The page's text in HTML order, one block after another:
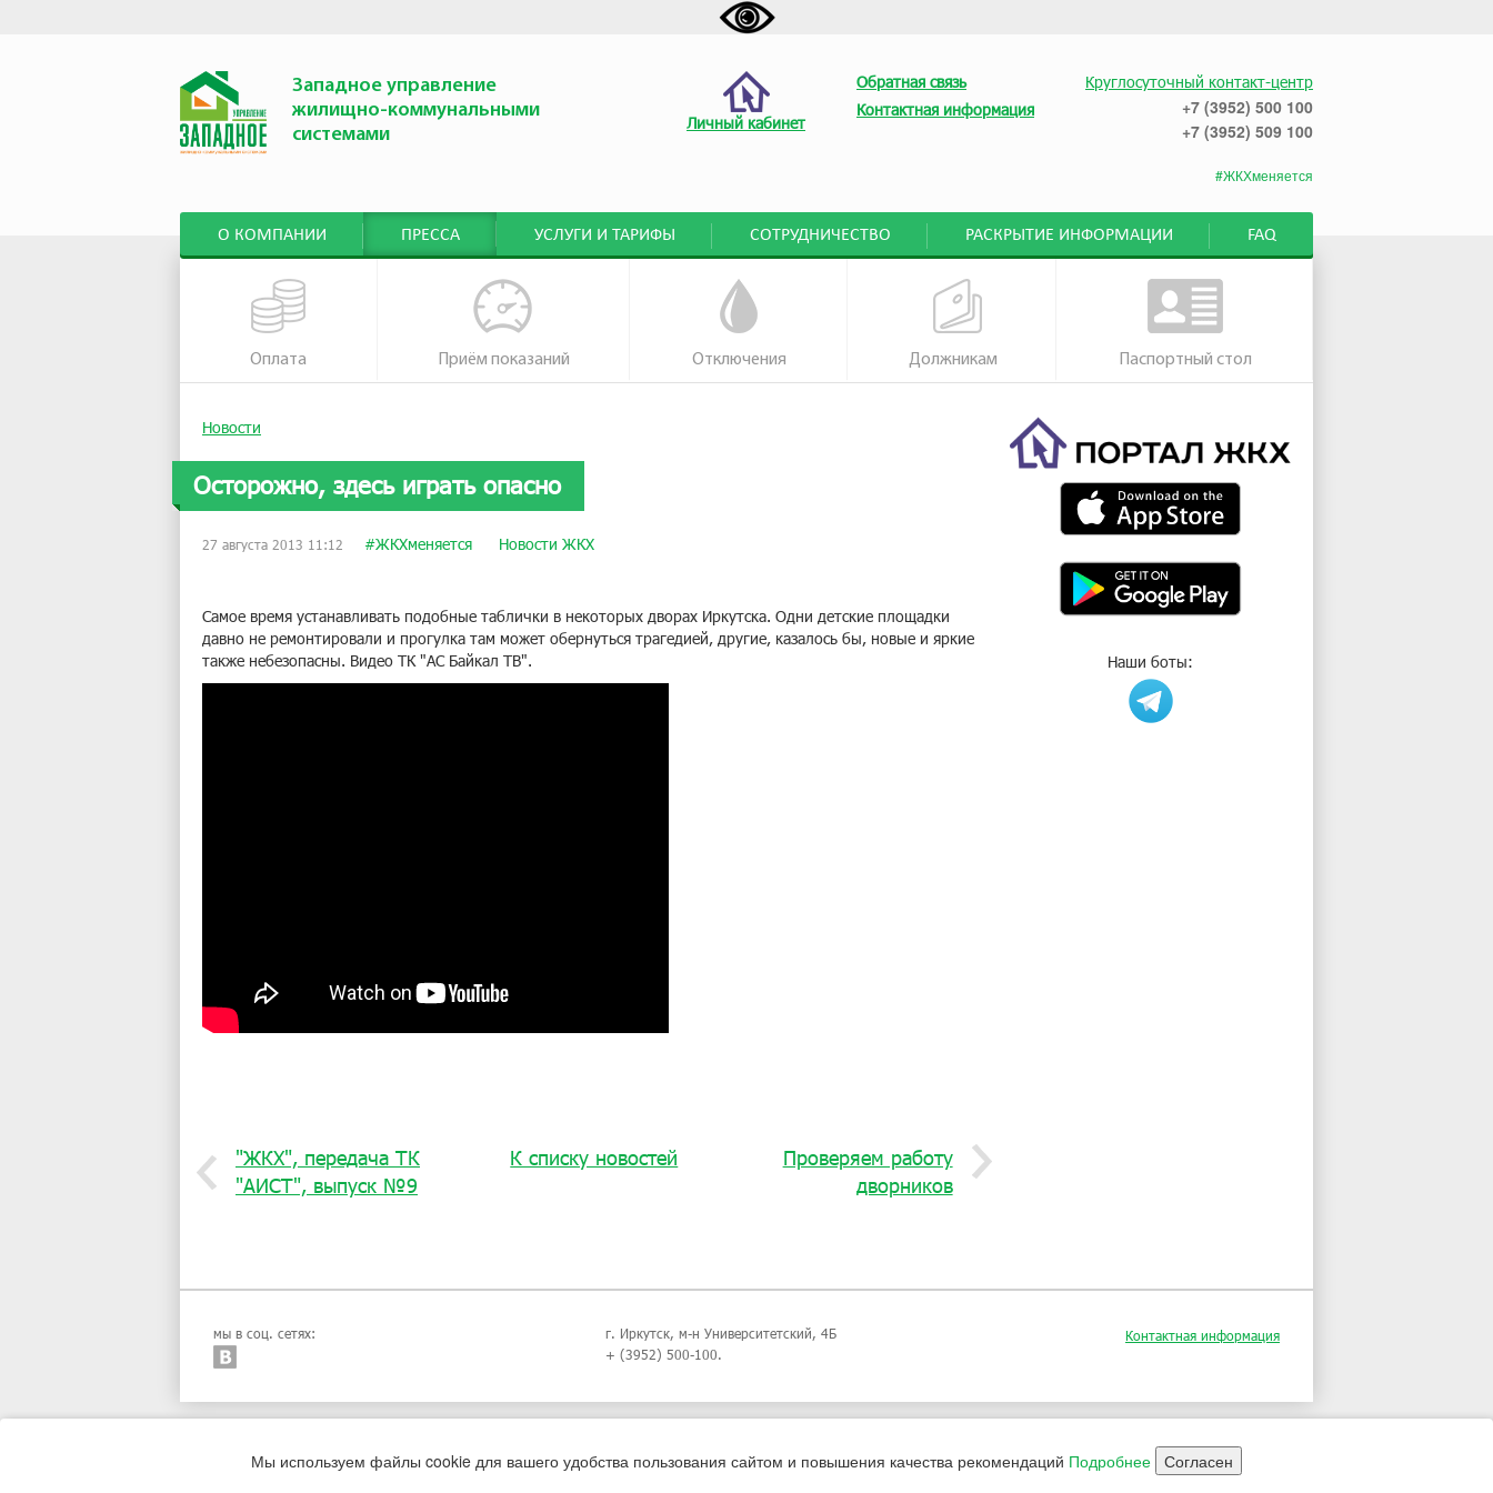
Западное управление
жилищно-коммунальными
системами
Личный кабинет
Обратная связь
Контактная информация
Круглосуточный контакт-центр
+7 (3952) 500 100
+7 (3952) 509 100
#ЖКХменяется
О КОМПАНИИ ПРЕССА УСЛУГИ И ТАРИФЫ СОТРУДНИЧЕСТВО РАСКРЫТИЕ ИНФОРМАЦИИ FAQ
Оплата Приём показаний Отключения Должникам Паспортный стол
Наши боты:
Новости
Осторожно, здесь играть опасно
27 августа 2013 11:12 #ЖКХменяется Новости ЖКХ
Самое время устанавливать подобные таблички в некоторых дворах Иркутска. Одни детские площадки
давно не ремонтировали и прогулка там может обернуться трагедией, другие, казалось бы, новые и яркие
также небезопасны. Видео ТК "АС Байкал ТВ".
"ЖКХ", передача ТК
"АИСТ", выпуск №9
К списку новостей
Проверяем работу
дворников
мы в соц. сетях:
г. Иркутск, м-н Университетский, 4Б
+ (3952) 500-100.
Контактная информация
Мы используем файлы cookie для вашего удобства пользования сайтом и повышения качества рекомендаций Подробнее Согласен